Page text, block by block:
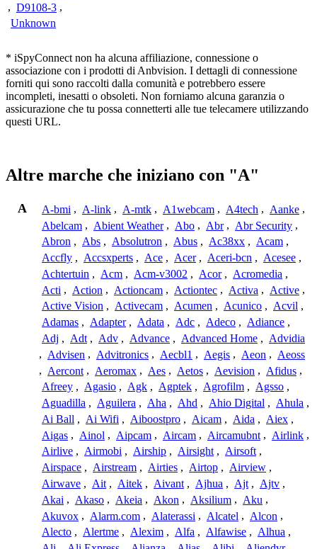
, D9108-3 ,
Unknown
* iSpyConnect non ha alcuna affiliazione, connessione o
associazione con i prodotti di Anbvision. I dettagli di connessione
forniti qui sono raccolti dalla comunità e potrebbero essere
incompleti, inesatti o obsoleti. Non forniamo alcuna garanzia o
assicurazione che tu possa connetterti alle tue telecamere utilizzando
questi URL.
Altre marche che iniziano con "A"
A A-bmi , A-link , A-mtk , A1webcam , A4tech , Aanke ,
Abelcam , Abient Weather , Abo , Abr , Abr Security ,
Abron , Abs , Absolutron , Abus , Ac38xx , Acam ,
Accfly , Accsxperts , Ace , Acer , Aceri-bcn , Acesee ,
Achtertuin , Acm , Acm-v3002 , Acor , Acromedia ,
Acti , Action , Actioncam , Actiontec , Activa , Active ,
Active Vision , Activecam , Acumen , Acunico , Acvil ,
Adamas , Adapter , Adata , Adc , Adeco , Adiance ,
Adj , Adt , Adv , Advance , Advanced Home , Advidia
, Advisen , Advitronics , Aecbl1 , Aegis , Aeon , Aeoss
, Aercont , Aeromax , Aes , Aetos , Aevision , Afidus ,
Afreey , Agasio , Agk , Agptek , Agrofilm , Agsso ,
Aguadilla , Aguilera , Aha , Ahd , Ahio Digital , Ahula ,
Ai Ball , Ai Wifi , Aiboostpro , Aicam , Aida , Aiex ,
Aigas , Ainol , Aipcam , Aircam , Aircamubnt , Airlink ,
Airlive , Airmobi , Airship , Airsight , Airsoft ,
Airspace , Airstream , Airties , Airtop , Airview ,
Airwave , Ait , Aitek , Aivant , Ajhua , Ajt , Ajtv ,
Akai , Akaso , Akeia , Akon , Aksilium , Aku ,
Akuvox , Alarm.com , Alaterassi , Alcatel , Alcon ,
Alecto , Alertme , Alexim , Alfa , Alfawise , Alhua ,